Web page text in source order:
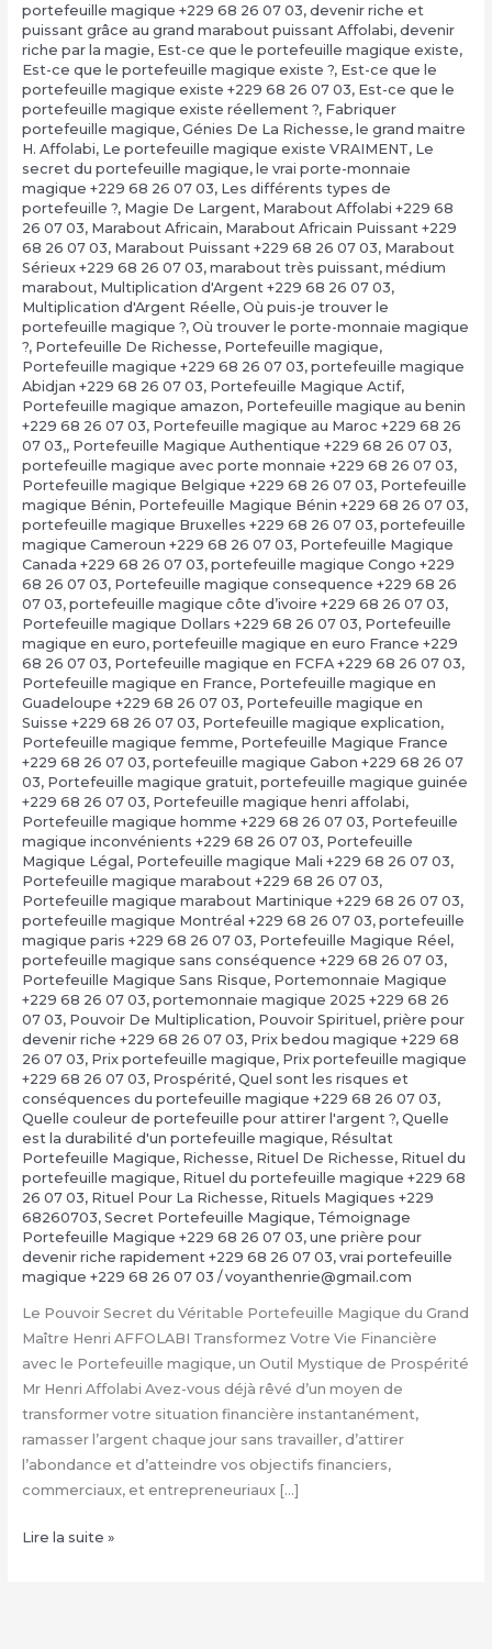
portefeuille magique +229 68 26 07 03, devenir riche et
puissant grâce au grand marabout puissant Affolabi, devenir
riche par la magie, Est-ce que le portefeuille magique existe,
Est-ce que le portefeuille magique existe ?, Est-ce que le
portefeuille magique existe +229 68 26 07 03, Est-ce que le
portefeuille magique existe réellement ?, Fabriquer
portefeuille magique, Génies De La Richesse, le grand maitre
H. Affolabi, Le portefeuille magique existe VRAIMENT, Le
secret du portefeuille magique, le vrai porte-monnaie
magique +229 68 26 07 03, Les différents types de
portefeuille ?, Magie De Largent, Marabout Affolabi +229 68
26 07 03, Marabout Africain, Marabout Africain Puissant +229
68 26 07 03, Marabout Puissant +229 68 26 07 03, Marabout
Sérieux +229 68 26 07 03, marabout très puissant, médium
marabout, Multiplication d'Argent +229 68 26 07 03,
Multiplication d'Argent Réelle, Où puis-je trouver le
portefeuille magique ?, Où trouver le porte-monnaie magique
?, Portefeuille De Richesse, Portefeuille magique,
Portefeuille magique +229 68 26 07 03, portefeuille magique
Abidjan +229 68 26 07 03, Portefeuille Magique Actif,
Portefeuille magique amazon, Portefeuille magique au benin
+229 68 26 07 03, Portefeuille magique au Maroc +229 68 26
07 03,, Portefeuille Magique Authentique +229 68 26 07 03,
portefeuille magique avec porte monnaie +229 68 26 07 03,
Portefeuille magique Belgique +229 68 26 07 03, Portefeuille
magique Bénin, Portefeuille Magique Bénin +229 68 26 07 03,
portefeuille magique Bruxelles +229 68 26 07 03, portefeuille
magique Cameroun +229 68 26 07 03, Portefeuille Magique
Canada +229 68 26 07 03, portefeuille magique Congo +229
68 26 07 03, Portefeuille magique consequence +229 68 26
07 03, portefeuille magique côte d’ivoire +229 68 26 07 03,
Portefeuille magique Dollars +229 68 26 07 03, Portefeuille
magique en euro, portefeuille magique en euro France +229
68 26 07 03, Portefeuille magique en FCFA +229 68 26 07 03,
Portefeuille magique en France, Portefeuille magique en
Guadeloupe +229 68 26 07 03, Portefeuille magique en
Suisse +229 68 26 07 03, Portefeuille magique explication,
Portefeuille magique femme, Portefeuille Magique France
+229 68 26 07 03, portefeuille magique Gabon +229 68 26 07
03, Portefeuille magique gratuit, portefeuille magique guinée
+229 68 26 07 03, Portefeuille magique henri affolabi,
Portefeuille magique homme +229 68 26 07 03, Portefeuille
magique inconvénients +229 68 26 07 03, Portefeuille
Magique Légal, Portefeuille magique Mali +229 68 26 07 03,
Portefeuille magique marabout +229 68 26 07 03,
Portefeuille magique marabout Martinique +229 68 26 07 03,
portefeuille magique Montréal +229 68 26 07 03, portefeuille
magique paris +229 68 26 07 03, Portefeuille Magique Réel,
portefeuille magique sans conséquence +229 68 26 07 03,
Portefeuille Magique Sans Risque, Portemonnaie Magique
+229 68 26 07 03, portemonnaie magique 2025 +229 68 26
07 03, Pouvoir De Multiplication, Pouvoir Spirituel, prière pour
devenir riche +229 68 26 07 03, Prix bedou magique +229 68
26 07 03, Prix portefeuille magique, Prix portefeuille magique
+229 68 26 07 03, Prospérité, Quel sont les risques et
conséquences du portefeuille magique +229 68 26 07 03,
Quelle couleur de portefeuille pour attirer l'argent ?, Quelle
est la durabilité d'un portefeuille magique, Résultat
Portefeuille Magique, Richesse, Rituel De Richesse, Rituel du
portefeuille magique, Rituel du portefeuille magique +229 68
26 07 03, Rituel Pour La Richesse, Rituels Magiques +229
68260703, Secret Portefeuille Magique, Témoignage
Portefeuille Magique +229 68 26 07 03, une prière pour
devenir riche rapidement +229 68 26 07 03, vrai portefeuille
magique +229 68 26 07 03 /voyanthenrie@gmail.com
Le Pouvoir Secret du Véritable Portefeuille Magique du Grand
Maître Henri AFFOLABI Transformez Votre Vie Financière
avec le Portefeuille magique, un Outil Mystique de Prospérité
Mr Henri Affolabi Avez-vous déjà rêvé d’un moyen de
transformer votre situation financière instantanément,
ramasser l’argent chaque jour sans travailler, d’attirer
l’abondance et d’atteindre vos objectifs financiers,
commerciaux, et entrepreneuriaux […]
Comment
Lire la suite »